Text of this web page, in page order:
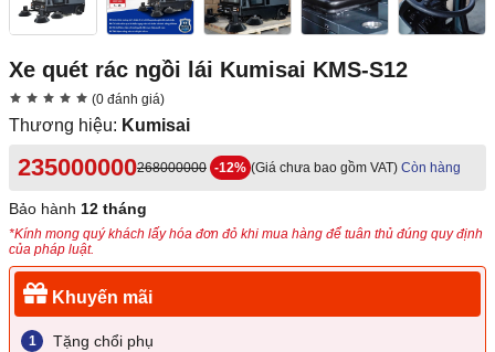
Xe quét rác ngồi lái Kumisai KMS-S12
(0 đánh giá)
Thương hiệu: Kumisai
235000000268000000 -12% (Giá chưa bao gồm VAT) Còn hàng
Bảo hành 12 tháng
*Kính mong quý khách lấy hóa đơn đỏ khi mua hàng để tuân thủ đúng quy định
của pháp luật.
Khuyến mãi
Tặng chổi phụ